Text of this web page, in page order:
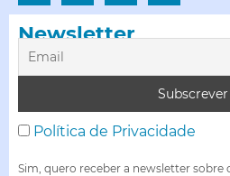
Newsletter
Política de Privacidade
Sim, quero receber a newsletter sobre